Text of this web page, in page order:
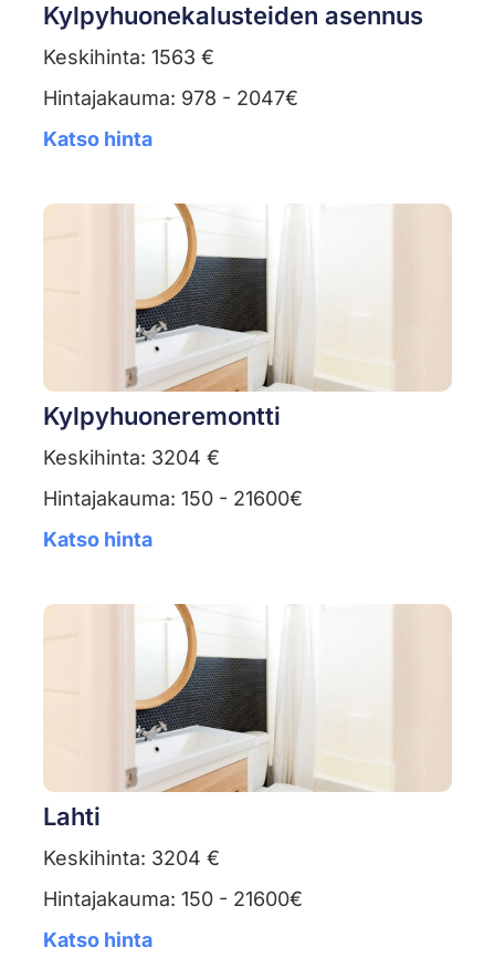
Kylpyhuonekalusteiden asennus
Keskihinta: 1563 €
Hintajakauma: 978 - 2047€
Katso hinta
Kylpyhuoneremontti
Keskihinta: 3204 €
Hintajakauma: 150 - 21600€
Katso hinta
Lahti
Keskihinta: 3204 €
Hintajakauma: 150 - 21600€
Katso hinta